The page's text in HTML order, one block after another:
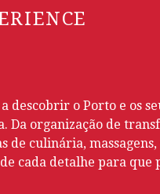
descobrir o Porto e os
organização de
culinária, massagens,
cada detalhe para que